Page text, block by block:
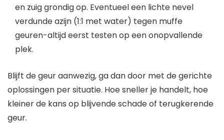
en zuig grondig op. Eventueel een lichte nevel
verdunde azijn (1:1 met water) tegen muffe
geuren-altijd eerst testen op een onopvallende
plek.
Blijft de geur aanwezig, ga dan door met de gerichte
oplossingen per situatie. Hoe sneller je handelt, hoe
kleiner de kans op blijvende schade of terugkerende
geur.